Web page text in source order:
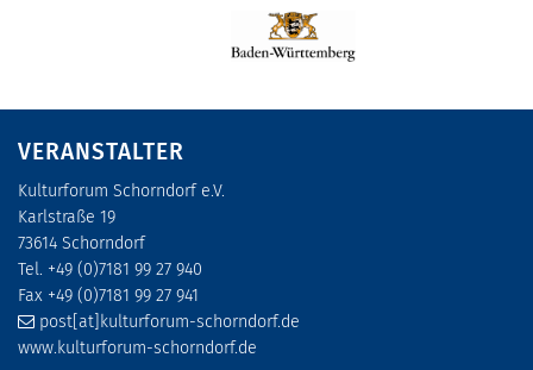
VERANSTALTER
Kulturforum Schorndorf e.V.
Karlstraße 19
73614 Schorndorf
Tel. +49 (0)7181 99 27 940
Fax +49 (0)7181 99 27 941
post[at]kulturforum-schorndorf.de
www.kulturforum-schorndorf.de